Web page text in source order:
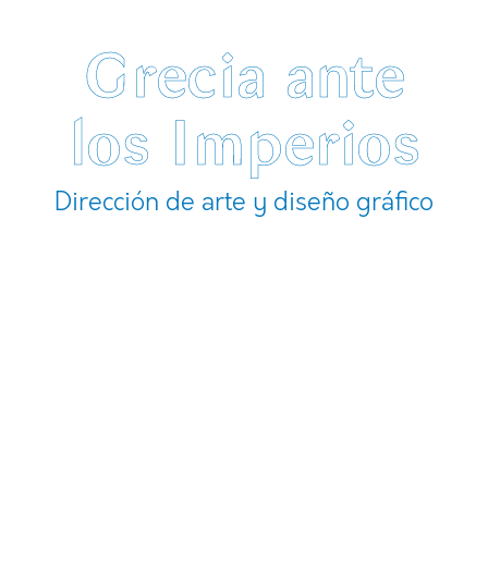
Grecia ante
los Imperios
Dirección de arte y diseño gráfico